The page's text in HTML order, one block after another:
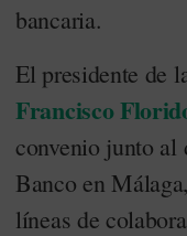
bancaria.
El presidente de
Francisco
convenio junto
Banco en
líneas de